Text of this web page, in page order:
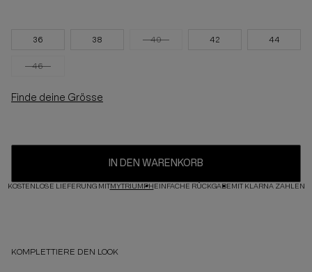
36 38 40 42 44
46
Finde deine Grösse
IN DEN WARENKORB
KOSTENLOSE LIEFERUNG MITMYTRIUMPHEINFACHE RÜCKGABEMIT KLARNA ZAHLEN
KOMPLETTIERE DEN LOOK